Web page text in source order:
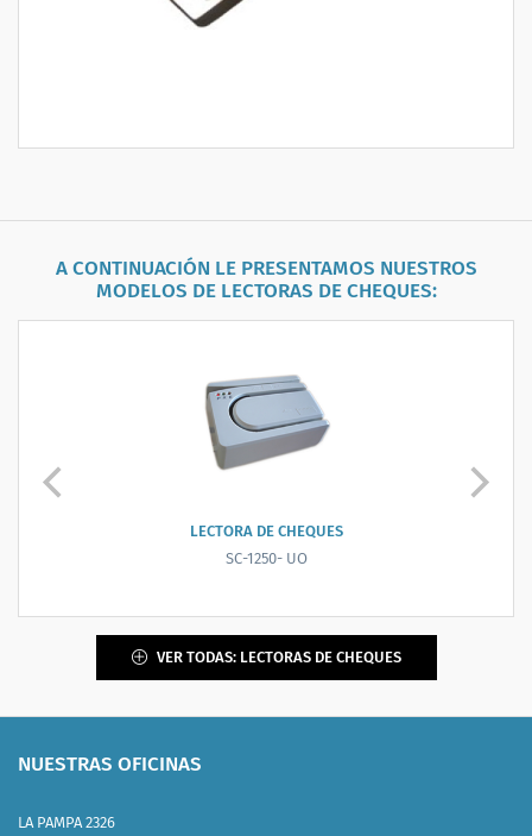
A CONTINUACIÓN LE PRESENTAMOS NUESTROS
MODELOS DE LECTORAS DE CHEQUES:
LECTORA DE CHEQUES
SC-1250- UO
VER TODAS: LECTORAS DE CHEQUES
NUESTRAS OFICINAS
LA PAMPA 2326